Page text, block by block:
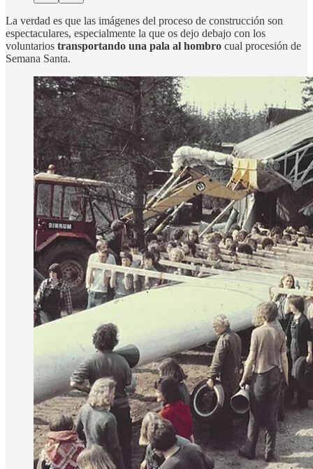
La verdad es que las imágenes del proceso de construcción son
espectaculares, especialmente la que os dejo debajo con los
voluntarios transportando una pala al hombro cual procesión de
Semana Santa.